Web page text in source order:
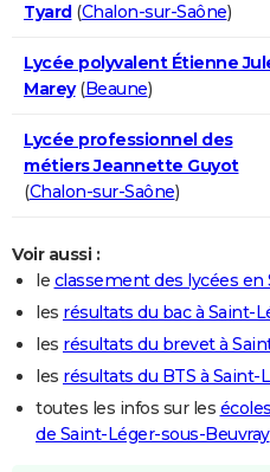
Tyard(Chalon-sur-Saône)
Lycée polyvalent Étienne
Marey(Beaune)
Lycée professionnel des
métiers Jeannette Guyot
(Chalon-sur-Saône)
Voir aussi :
le classement des lycées en
les résultats du bac à Saint-
les résultats du brevet à
les résultats du BTS à Saint-
toutes les infos sur les
de Saint-Léger-sous-Beuvray